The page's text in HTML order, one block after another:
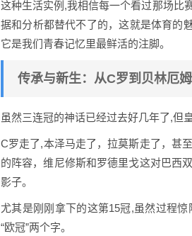
这种生活实例,我相信每一个看过那场比
据和分析都替代不了的，这就是体育的
它是我们青春记忆里最鲜活的注脚。
传承与新生：从C罗到贝林厄姆
虽然三连冠的神话已经过去好几年了,但
C罗走了,本泽马走了，拉莫斯走了，甚
的阵容，维尼修斯和罗德里戈这对巴西
影子。
尤其是刚刚拿下的这第15冠,虽然过程
“欧冠”两个字。